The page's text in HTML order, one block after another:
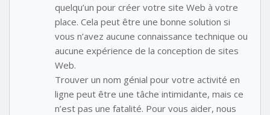
quelqu’un pour créer votre site Web à votre
place. Cela peut être une bonne solution si
vous n’avez aucune connaissance technique ou
aucune expérience de la conception de sites
Web.
Trouver un nom génial pour votre activité en
ligne peut être une tâche intimidante, mais ce
n’est pas une fatalité. Pour vous aider, nous